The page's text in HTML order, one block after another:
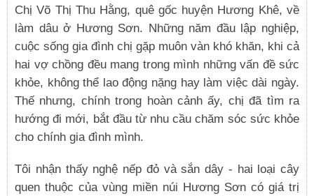
Chị Võ Thị Thu Hằng, quê gốc huyện Hương Khê, về
làm dâu ở Hương Sơn. Những năm đầu lập nghiệp,
cuộc sống gia đình chị gặp muôn vàn khó khăn, khi cả
hai vợ chồng đều mang trong mình những vấn đề sức
khỏe, không thể lao động nặng hay làm việc dài ngày.
Thế nhưng, chính trong hoàn cảnh ấy, chị đã tìm ra
hướng đi mới, bắt đầu từ nhu cầu chăm sóc sức khỏe
cho chính gia đình mình.
Tôi nhận thấy nghệ nếp đỏ và sắn dây - hai loại cây
quen thuộc của vùng miền núi Hương Sơn có giá trị